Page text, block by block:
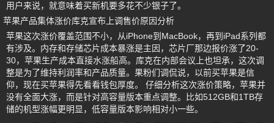
用户来说，就意味着买新机要多花不少银子了。
苹果产品集体涨价库克宣布上调售价原因分析
苹果这次涨价覆盖范围不小，从iPhone到MacBook，再到iPad系列都
有涉及。内存和存储芯片成本暴涨是主因，芯片厂那边报价涨了20-
30，苹果生产成本直接水涨船高。库克在内部会议上也坦承，这次调
整是为了维持利润率和产品质量。果粉们调侃说，以前买苹果是信
仰，现在买苹果得先看看钱包厚度。 仔细分析这次涨价策略，苹果并
没有全面大涨，而是针对高容量版本重点调整。比如512GB和1TB存
储的机型涨幅更明显，低容量版本影响相对小一些。